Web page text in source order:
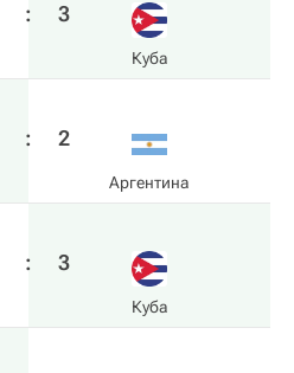
: 3
Куба
: 2
Аргентина
: 3
Куба